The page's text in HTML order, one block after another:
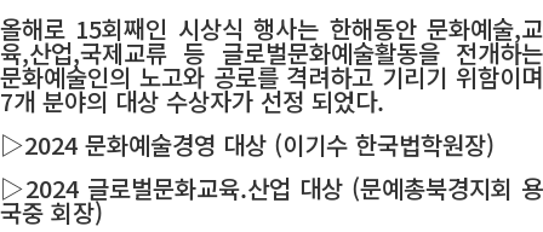
올해로 15회째인 시상식 행사는 한해동안 문화예술,교
육,산업,국제교류 등 글로벌문화예술활동을 전개하는
문화예술인의 노고와 공로를 격려하고 기리기 위함이며
7개 분야의 대상 수상자가 선정 되었다.
▷2024 문화예술경영 대상 (이기수 한국법학원장)
▷2024 글로벌문화교육.산업 대상 (문예총북경지회 용
국중 회장)